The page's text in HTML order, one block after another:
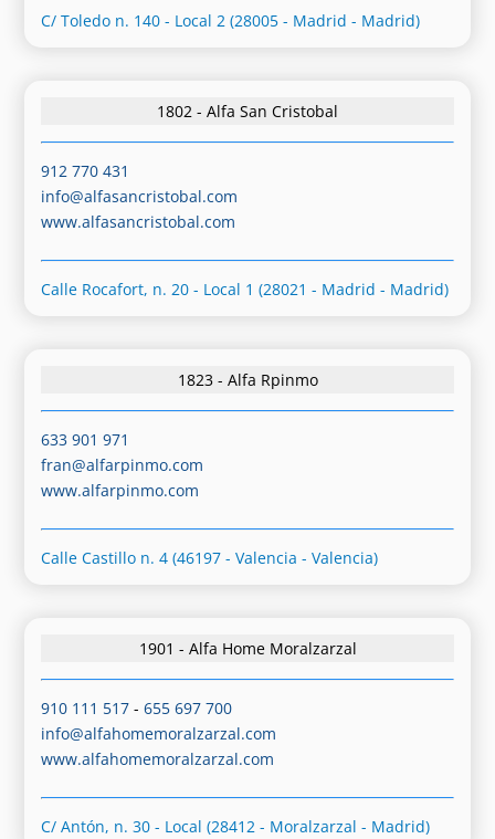
C/ Toledo n. 140 - Local 2 (28005 - Madrid - Madrid)
1802 - Alfa San Cristobal
912 770 431
info@alfasancristobal.com
www.alfasancristobal.com
Calle Rocafort, n. 20 - Local 1 (28021 - Madrid - Madrid)
1823 - Alfa Rpinmo
633 901 971
fran@alfarpinmo.com
www.alfarpinmo.com
Calle Castillo n. 4 (46197 - Valencia - Valencia)
1901 - Alfa Home Moralzarzal
910 111 517 -655 697 700
info@alfahomemoralzarzal.com
www.alfahomemoralzarzal.com
C/ Antón, n. 30 - Local (28412 - Moralzarzal - Madrid)